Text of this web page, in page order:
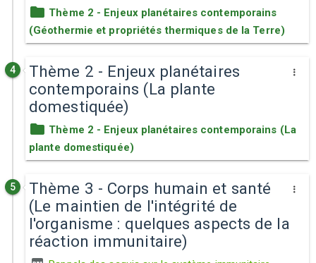
Thème 2 - Enjeux planétaires contemporains
(Géothermie et propriétés thermiques de la Terre)
4
Thème 2 - Enjeux planétaires
contemporains (La plante
domestiquée)
Thème 2 - Enjeux planétaires contemporains (La
plante domestiquée)
5
Thème 3 - Corps humain et santé
(Le maintien de l'intégrité de
l'organisme : quelques aspects de la
réaction immunitaire)